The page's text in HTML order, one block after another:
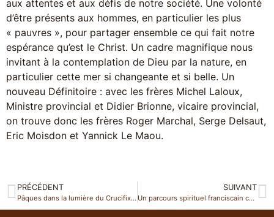
aux attentes et aux défis de notre société. Une volonté
d’être présents aux hommes, en particulier les plus
« pauvres », pour partager ensemble ce qui fait notre
espérance qu’est le Christ. Un cadre magnifique nous
invitant à la contemplation de Dieu par la nature, en
particulier cette mer si changeante et si belle. Un
nouveau Définitoire : avec les frères Michel Laloux,
Ministre provincial et Didier Brionne, vicaire provincial,
on trouve donc les frères Roger Marchal, Serge Delsaut,
Eric Moisdon et Yannick Le Maou.
PRÉCÉDENT
Pâques dans la lumière du Crucifix de Saint-Damien
SUIVANT
Un parcours spirituel franciscain cet été ?